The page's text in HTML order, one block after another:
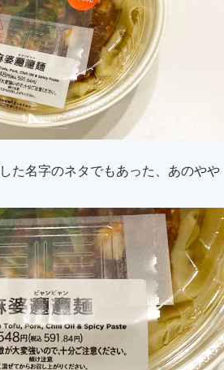
た名字のネタでもあった、あのやや